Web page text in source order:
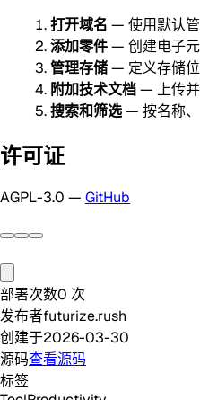
打开域名 — 使用默认
添加零件— 创建电子
管理存储— 定义存储
附加技术文档— 上传
搜索和筛选— 按名称
许可证
AGPL-3.0 — GitHub
部署次数0 次
发布者futurize.rush
创建于2026-03-30
源码查看源码
标签